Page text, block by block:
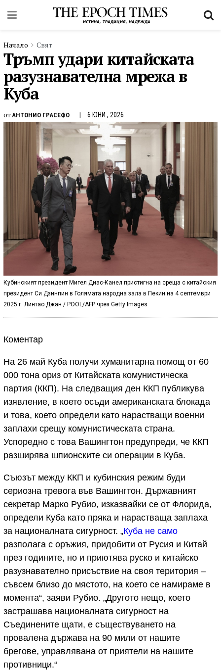
Начало Свят
Тръмп удари китайската
разузнавателна мрежа в
Куба
от АНТОНИО ГРАСЕФО 6 ЮНИ , 2026
Кубинският президент Мигел Диас-Канел пристигна на среща с китайския
президент Си Дзинпин в Голямата народна зала в Пекин на 4 септември
2025 г. Линтао Джан / POOL/AFP чрез Getty Images
Коментар
На 26 май Куба получи хуманитарна помощ от 60
000 тона ориз от Китайската комунистическа
партия (ККП). На следващия ден ККП публикува
изявление, в което осъди американската блокада
и това, което определи като нарастващи военни
заплахи срещу комунистическата страна.
Успоредно с това Вашингтон предупреди, че ККП
разширява шпионските си операции в Куба.
Съюзът между ККП и кубинския режим буди
сериозна тревога във Вашингтон. Държавният
секретар Марко Рубио, изказвайки се от Флорида,
определи Куба като пряка и нарастваща заплаха
за националната сигурност. „Куба не само
разполага с оръжия, придобити от Русия и Китай
през годините, но и приютява руско и китайско
разузнавателно присъствие на своя територия –
съвсем близо до мястото, на което се намираме в
момента“, заяви Рубио. „Другото нещо, което
застрашава националната сигурност на
Съединените щати, е съществуването на
провалена държава на 90 мили от нашите
брегове, управлявана от приятели на нашите
противници.“